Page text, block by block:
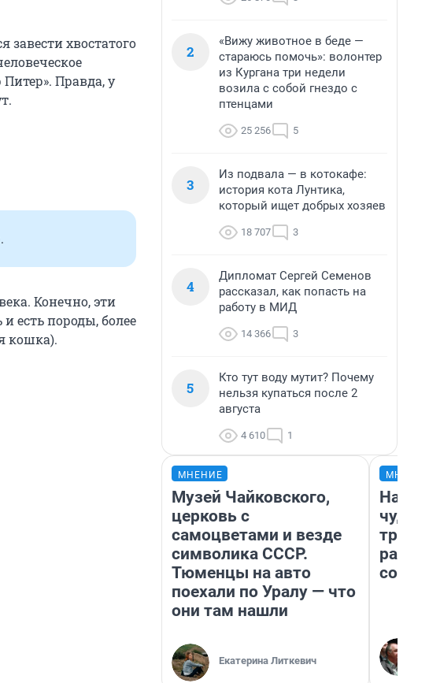
завести хвостатого
Правда, у
Конечно, эти
есть породы, более
кошка).
2
«Вижу животное в беде —
стараюсь помочь»: волонтер
из Кургана три недели
возила с собой гнездо с
птенцами
25 256 5
3
Из подвала — в котокафе:
история кота Лунтика,
который ищет добрых хозяев
18 707 3
4
Дипломат Сергей Семенов
рассказал, как попасть на
работу в МИД
14 366 3
5
Кто тут воду мутит? Почему
нельзя купаться после 2
августа
4 610 1
МНЕНИЕ
Музей Чайковского,
церковь с
самоцветами и везде
символика СССР.
Тюменцы на авто
поехали по Уралу — что
они там нашли
Екатерина Литкевич